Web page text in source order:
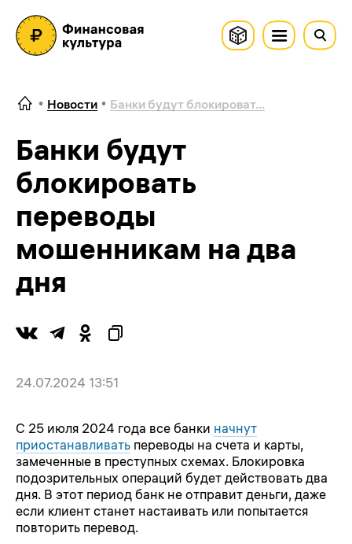
Новости Банки будут блокироват...
Банки будут
блокировать
переводы
мошенникам на два
дня
24.07.2024 13:51
С 25 июля 2024 года все банки начнут
приостанавливать переводы на счета и карты,
замеченные в преступных схемах. Блокировка
подозрительных операций будет действовать два
дня. В этот период банк не отправит деньги, даже
если клиент станет настаивать или попытается
повторить перевод.